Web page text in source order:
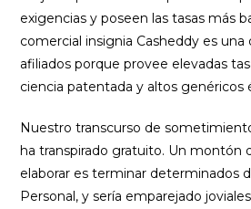
exigencias y poseen las tasas más
comercial insignia Casheddy es una
afiliados porque provee elevadas
ciencia patentada y altos genéricos
Nuestro transcurso de
ha transpirado gratuito. Un montón
elaborar es terminar determinados
Personal, y sería emparejado